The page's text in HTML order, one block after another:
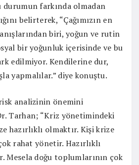
durumun farkında olmadan
belirterek, “Çağımızın en
biri, yoğun ve rutin
bir yoğunluk içerisinde ve bu
edilmiyor. Kendilerine dur,
yapmalılar.” diye konuştu.
analizinin önemini
Tarhan; “Kriz yönetimindeki
hazırlıklı olmaktır. Kişi krize
rahat yönetir. Hazırlıklı
Mesela doğu toplumlarının çok